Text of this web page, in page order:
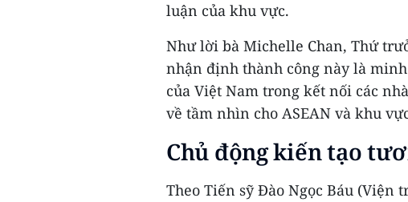
luận của khu vực.
Như lời bà Michelle Chan, Thứ
nhận định thành công này là
của Việt Nam trong kết nối các
về tầm nhìn cho ASEAN và khu
Chủ động kiến tạo
Theo Tiến sỹ Đào Ngọc Báu (Viện